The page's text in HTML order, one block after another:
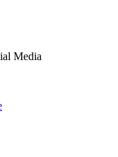
Media